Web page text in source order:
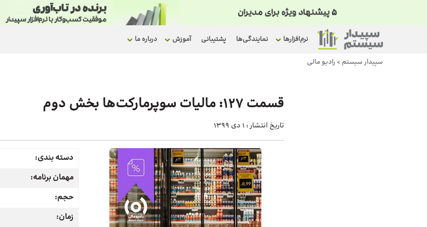
نرم‌افزارها نمایندگی‌ها پشتیبانی آموزش درباره ما
سپیدار سیستم > رادیو مالی
قسمت 127: مالیات سوپرمارکت‌ها بخش دوم
تاریخ انتشار : 1 دی 1399
دسته بندی:
مهمان برنامه:
حجم:
زمان: